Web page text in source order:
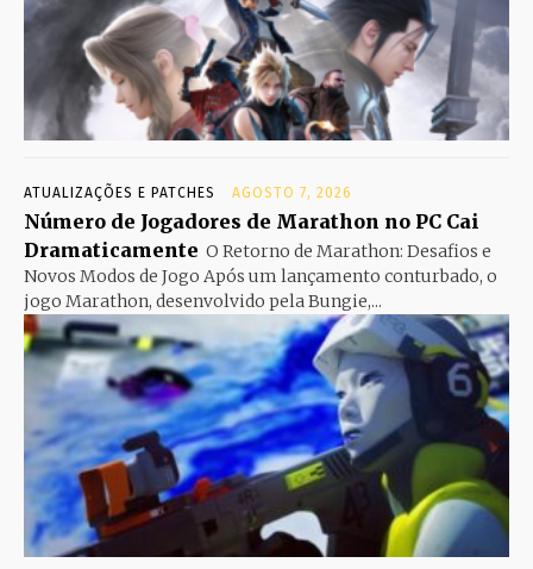
ATUALIZAÇÕES E PATCHES AGOSTO 7, 2026
Número de Jogadores de Marathon no PC Cai
Dramaticamente O Retorno de Marathon: Desafios e
Novos Modos de Jogo Após um lançamento conturbado, o
jogo Marathon, desenvolvido pela Bungie,...